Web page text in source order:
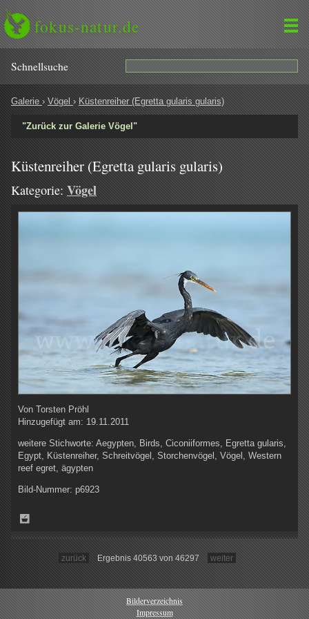
fokus-natur.de
Schnell­suche
Galerie › Vögel › Küstenreiher (Egretta gularis gularis)
"Zurück zur Galerie Vögel"
Küstenreiher (Egretta gularis gularis)
Kategorie: Vögel
Von Torsten Pröhl
Hinzugefügt am: 19.11.2011
weitere Stichworte: Aegypten, Birds, Ciconiiformes, Egretta gularis,
Egypt, Küstenreiher, Schreitvögel, Storchenvögel, Vögel, Western
reef egret, ägypten
Bild-Nummer: p6923
zurück Ergebnis 40563 von 46297 weiter
Bilderverzeichnis
Impressum